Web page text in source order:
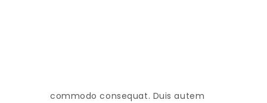
commodo consequat. Duis autem